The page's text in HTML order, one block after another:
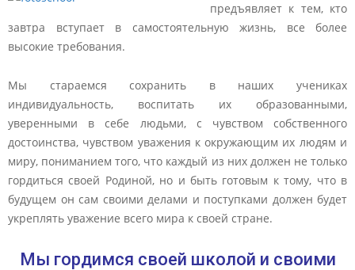
предъявляет к тем, кто
завтра вступает в самостоятельную жизнь, все более
высокие требования.
Мы стараемся сохранить в наших учениках
индивидуальность, воспитать их образованными,
уверенными в себе людьми, с чувством собственного
достоинства, чувством уважения к окружающим их людям и
миру, пониманием того, что каждый из них должен не только
гордиться своей Родиной, но и быть готовым к тому, что в
будущем он сам своими делами и поступками должен будет
укреплять уважение всего мира к своей стране.
Мы гордимся своей школой и своими